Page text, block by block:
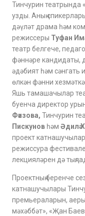
Тинчурин театрында
узды. Аның
дәүләт драма һәм
режиссеры Туфан
театр белгече,
фәннәре кандидаты,
әдәбият һәм сәнгать
өлкән фәнни
Яшь тамашачылар
буенча директор
Фәизова, Тинчурин
Пискунов һәм Әдилә
проект
режиссура
лекцияләрен дә
Проектның беренче
катнашучылары
премьераларын,
мәхәббәт», «Җан